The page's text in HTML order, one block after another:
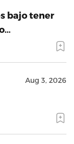
bajo tener
Aug 3, 2026